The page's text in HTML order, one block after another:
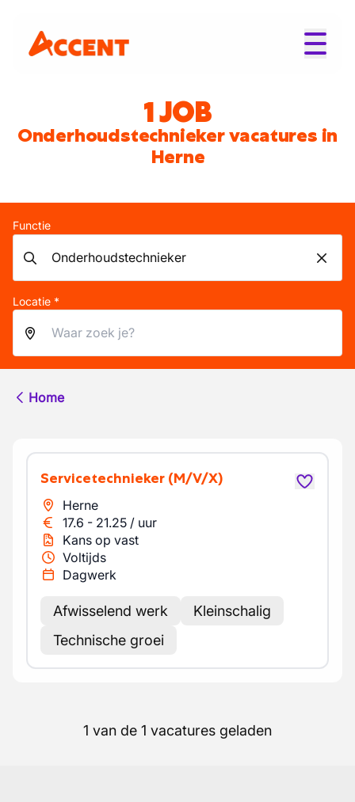
1 JOB
Onderhoudstechnieker vacatures in
Herne
Functie
Locatie *
Home
Servicetechnieker (M/V/X)
Herne
17.6 - 21.25 / uur
Kans op vast
Voltijds
Dagwerk
Afwisselend werk
Kleinschalig
Technische groei
1 van de 1 vacatures geladen